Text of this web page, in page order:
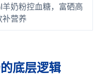
羊奶粉控血糖，富硒高
补营养
底层逻辑